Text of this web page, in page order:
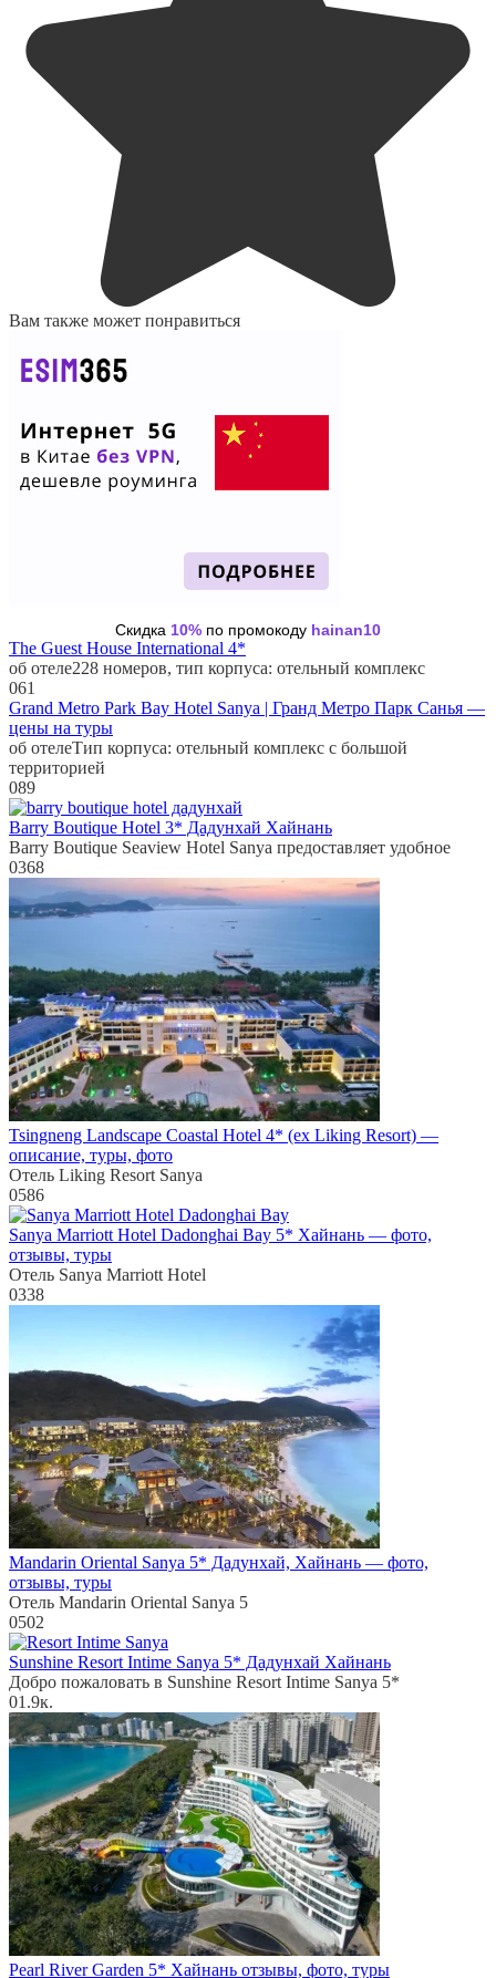
Вам также может понравиться
Скидка 10% по промокоду hainan10
The Guest House International 4*
об отеле228 номеров, тип корпуса: отельный комплекс
061
Grand Metro Park Bay Hotel Sanya | Гранд Метро Парк Санья —
цены на туры
об отелеТип корпуса: отельный комплекс с большой
территорией
089
Barry Boutique Hotel 3* Дадунхай Хайнань
Barry Boutique Seaview Hotel Sanya предоставляет удобное
0368
Tsingneng Landscape Coastal Hotel 4* (ex Liking Resort) —
описание, туры, фото
Отель Liking Resort Sanya
0586
Sanya Marriott Hotel Dadonghai Bay 5* Хайнань — фото,
отзывы, туры
Отель Sanya Marriott Hotel
0338
Mandarin Oriental Sanya 5* Дадунхай, Хайнань — фото,
отзывы, туры
Отель Mandarin Oriental Sanya 5
0502
Sunshine Resort Intime Sanya 5* Дадунхай Хайнань
Добро пожаловать в Sunshine Resort Intime Sanya 5*
01.9к.
Pearl River Garden 5* Хайнань отзывы, фото, туры